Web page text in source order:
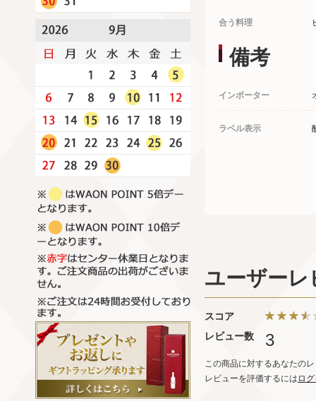
合う料理
備考
インポーター
ラベル表示
ユーザーレ
スコア
レビュー数
3
この商品に対するあなたの
レビューを評価するには ロ